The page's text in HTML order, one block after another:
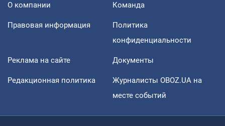
О компании Команда
Правовая информация
Политика
конфиденциальности
Реклама на сайте Документы
Редакционная политика
Журналисты OBOZ.UA на
месте событий